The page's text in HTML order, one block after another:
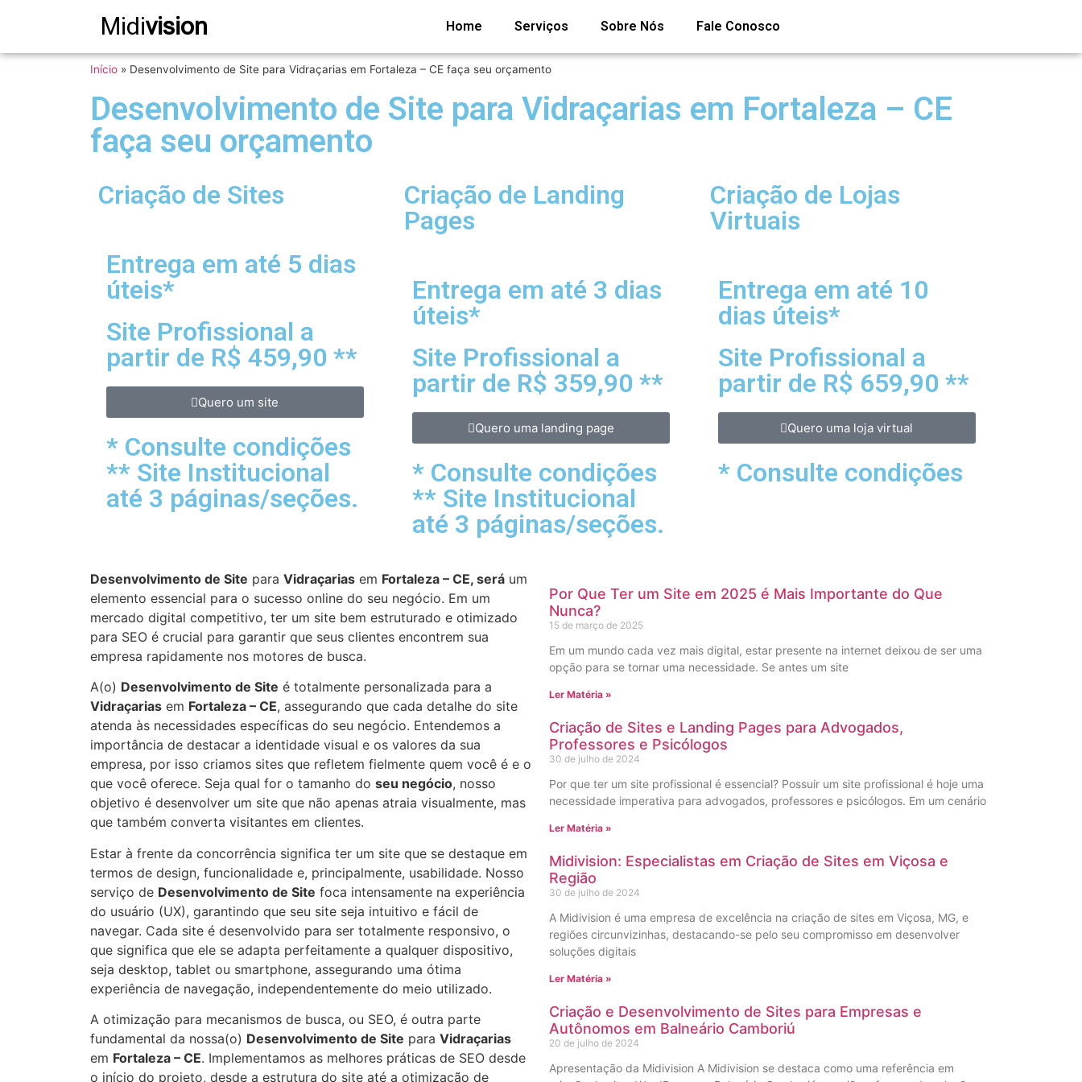
Midivision Home Serviços Sobre Nós Fale Conosco
Início » Desenvolvimento de Site para Vidraçarias em Fortaleza – CE faça seu orçamento
Desenvolvimento de Site para Vidraçarias em Fortaleza – CE
faça seu orçamento
Criação de Sites
Entrega em até 5 dias
úteis*
Site Profissional a
partir de R$ 459,90 **
Quero um site
* Consulte condições
** Site Institucional
até 3 páginas/seções.
Criação de Landing
Pages
Entrega em até 3 dias
úteis*
Site Profissional a
partir de R$ 359,90 **
Quero uma landing page
* Consulte condições
** Site Institucional
até 3 páginas/seções.
Criação de Lojas
Virtuais
Entrega em até 10
dias úteis*
Site Profissional a
partir de R$ 659,90 **
Quero uma loja virtual
* Consulte condições
Desenvolvimento de Site para Vidraçarias em Fortaleza – CE, será um
elemento essencial para o sucesso online do seu negócio. Em um
mercado digital competitivo, ter um site bem estruturado e otimizado
para SEO é crucial para garantir que seus clientes encontrem sua
empresa rapidamente nos motores de busca.
A(o) Desenvolvimento de Site é totalmente personalizada para a
Vidraçarias em Fortaleza – CE, assegurando que cada detalhe do site
atenda às necessidades específicas do seu negócio. Entendemos a
importância de destacar a identidade visual e os valores da sua
empresa, por isso criamos sites que refletem fielmente quem você é e o
que você oferece. Seja qual for o tamanho do seu negócio, nosso
objetivo é desenvolver um site que não apenas atraia visualmente, mas
que também converta visitantes em clientes.
Estar à frente da concorrência significa ter um site que se destaque em
termos de design, funcionalidade e, principalmente, usabilidade. Nosso
serviço de Desenvolvimento de Site foca intensamente na experiência
do usuário (UX), garantindo que seu site seja intuitivo e fácil de
navegar. Cada site é desenvolvido para ser totalmente responsivo, o
que significa que ele se adapta perfeitamente a qualquer dispositivo,
seja desktop, tablet ou smartphone, assegurando uma ótima
experiência de navegação, independentemente do meio utilizado.
A otimização para mecanismos de busca, ou SEO, é outra parte
fundamental da nossa(o) Desenvolvimento de Site para Vidraçarias
em Fortaleza – CE. Implementamos as melhores práticas de SEO desde
o início do projeto, desde a estrutura do site até a otimização de
Por Que Ter um Site em 2025 é Mais Importante do Que
Nunca?
15 de março de 2025
Em um mundo cada vez mais digital, estar presente na internet deixou de ser uma
opção para se tornar uma necessidade. Se antes um site
Ler Matéria »
Criação de Sites e Landing Pages para Advogados,
Professores e Psicólogos
30 de julho de 2024
Por que ter um site profissional é essencial? Possuir um site profissional é hoje uma
necessidade imperativa para advogados, professores e psicólogos. Em um cenário
Ler Matéria »
Midivision: Especialistas em Criação de Sites em Viçosa e
Região
30 de julho de 2024
A Midivision é uma empresa de excelência na criação de sites em Viçosa, MG, e
regiões circunvizinhas, destacando-se pelo seu compromisso em desenvolver
soluções digitais
Ler Matéria »
Criação e Desenvolvimento de Sites para Empresas e
Autônomos em Balneário Camboriú
20 de julho de 2024
Apresentação da Midivision A Midivision se destaca como uma referência em